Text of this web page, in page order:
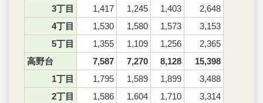
3丁目
1,417 1,245 1,403
2,648
4丁目
1,530 1,580 1,573
3,153
5丁目
1,355 1,109 1,256
2,365
高野台
7,587 7,270 8,128
15,398
1丁目
1,795 1,589 1,899
3,488
2丁目
1,586 1,604 1,710
3,314